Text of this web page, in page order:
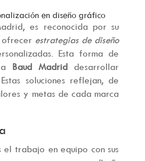
en diseño gráfico
es reconocida por su
ofrecer estrategias de diseño
Esta forma de
Baud Madrid desarrollar
soluciones reflejan, de
y metas de cada marca
el trabajo en equipo con sus